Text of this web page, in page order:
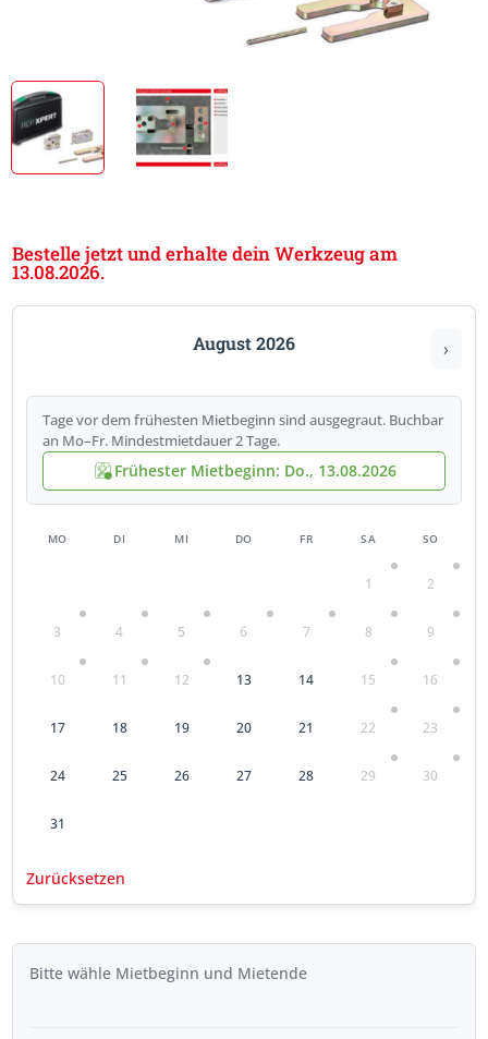
Bestelle jetzt und erhalte dein Werkzeug am
13.08.2026.
August 2026 ›
Tage vor dem frühesten Mietbeginn sind ausgegraut. Buchbar
an Mo–Fr. Mindestmietdauer 2 Tage.
Frühester Mietbeginn: Do., 13.08.2026
MO DI MI DO FR SA SO
1 2
3 4 5 6 7 8 9
10 11 12 13 14 15 16
17 18 19 20 21 22 23
24 25 26 27 28 29 30
31
Zurücksetzen
Bitte wähle Mietbeginn und Mietende